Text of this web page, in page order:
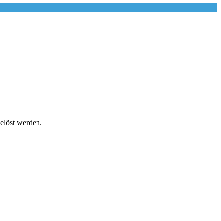
werden.